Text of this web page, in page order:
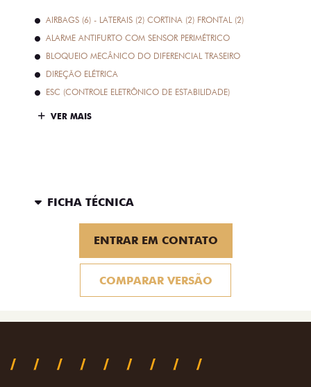
AIRBAGS (6) - LATERAIS (2) CORTINA (2) FRONTAL (2)
ALARME ANTIFURTO COM SENSOR PERIMÉTRICO
BLOQUEIO MECÂNICO DO DIFERENCIAL TRASEIRO
DIREÇÃO ELÉTRICA
ESC (CONTROLE ELETRÔNICO DE ESTABILIDADE)
VER MAIS
FICHA TÉCNICA
ENTRAR EM CONTATO
COMPARAR VERSÃO